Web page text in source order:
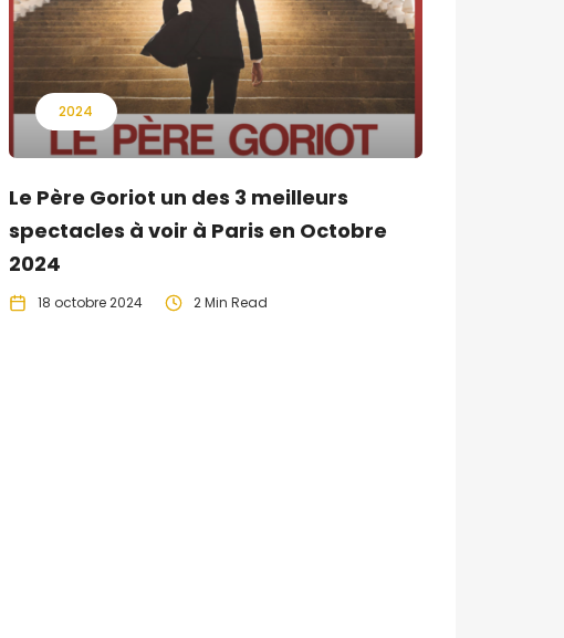
2024
Le Père Goriot un des 3 meilleurs
spectacles à voir à Paris en Octobre
2024
18 octobre 2024 2 Min Read